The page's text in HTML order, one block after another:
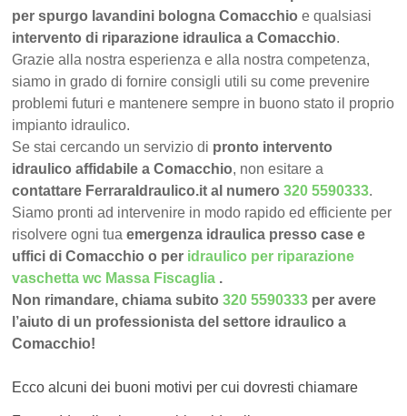
per spurgo lavandini bologna Comacchio e qualsiasi
intervento di riparazione idraulica a Comacchio.
Grazie alla nostra esperienza e alla nostra competenza,
siamo in grado di fornire consigli utili su come prevenire
problemi futuri e mantenere sempre in buono stato il proprio
impianto idraulico.
Se stai cercando un servizio di pronto intervento
idraulico affidabile a Comacchio, non esitare a
contattare FerraraIdraulico.it al numero320 5590333.
Siamo pronti ad intervenire in modo rapido ed efficiente per
risolvere ogni tuaemergenza idraulica presso case e
uffici di Comacchio o per idraulico per riparazione
vaschetta wc Massa Fiscaglia .
Non rimandare, chiama subito320 5590333 per avere
l’aiuto di un professionista del settore idraulico a
Comacchio!
Ecco alcuni dei buoni motivi per cui dovresti chiamare